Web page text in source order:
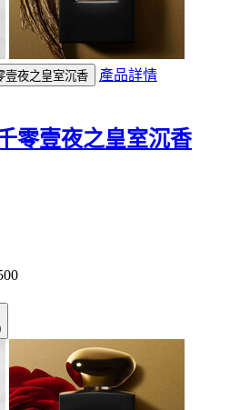
壹夜之皇室沉香 產品詳情
零壹夜之皇室沉香